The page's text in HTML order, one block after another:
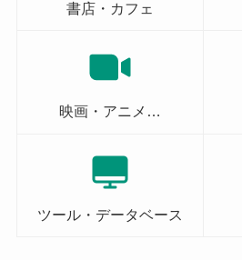
書店・カフェ
映画・アニメ…
ツール・データベース